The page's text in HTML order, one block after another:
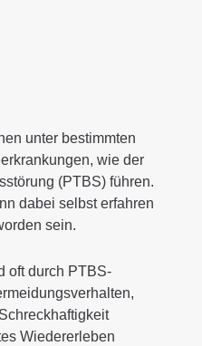
unter bestimmten
wie der
(PTBS) führen.
dabei selbst erfahren
sein.
oft durch PTBS-
Wiedererleben